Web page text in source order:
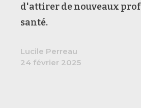
d'attirer de nouveaux
santé.
Lucile Perreau
24 février 2025